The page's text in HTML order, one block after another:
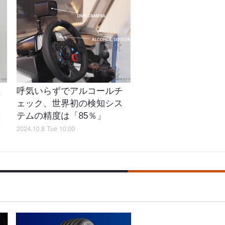
呼気いらずでアルコールチ
ェック、世界初の検知シス
テムの精度は「85％」
2024.10.8 Tue 10:00